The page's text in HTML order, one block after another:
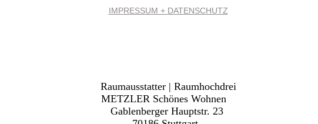
IMPRESSUM + DATENSCHUTZ
Raumausstatter | Raumhochdrei
METZLER Schönes Wohnen
Gablenberger Hauptstr. 23